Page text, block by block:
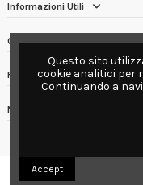
Informazioni Utili
Contact us
Follow us
Newsletter
Questo sito
cookie analitici per
Continuando a
Accept